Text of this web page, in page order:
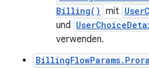
Billing() mit
und
verwenden.